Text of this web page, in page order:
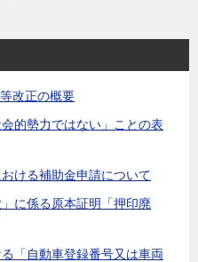
改正の概要
的勢力ではない」ことの表
ける補助金申請について
に係る原本証明「押印廃
「自動車登録番号又は車両